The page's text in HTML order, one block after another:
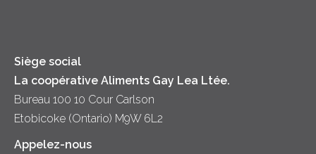
Siège social
La coopérative Aliments Gay Lea Ltée.
Bureau 100 10 Cour Carlson
Etobicoke (Ontario) M9W 6L2
Appelez-nous